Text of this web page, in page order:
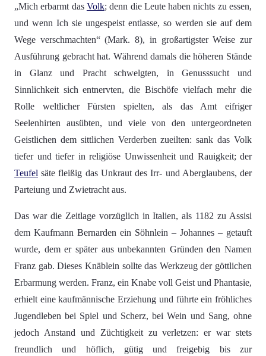
„Mich erbarmt das Volk; denn die Leute haben nichts zu essen,
und wenn Ich sie ungespeist entlasse, so werden sie auf dem
Wege verschmachten“ (Mark. 8), in großartigster Weise zur
Ausführung gebracht hat. Während damals die höheren Stände
in Glanz und Pracht schwelgten, in Genusssucht und
Sinnlichkeit sich entnervten, die Bischöfe vielfach mehr die
Rolle weltlicher Fürsten spielten, als das Amt eifriger
Seelenhirten ausübten, und viele von den untergeordneten
Geistlichen dem sittlichen Verderben zueilten: sank das Volk
tiefer und tiefer in religiöse Unwissenheit und Rauigkeit; der
Teufel säte fleißig das Unkraut des Irr- und Aberglaubens, der
Parteiung und Zwietracht aus.
Das war die Zeitlage vorzüglich in Italien, als 1182 zu Assisi
dem Kaufmann Bernarden ein Söhnlein – Johannes – getauft
wurde, dem er später aus unbekannten Gründen den Namen
Franz gab. Dieses Knäblein sollte das Werkzeug der göttlichen
Erbarmung werden. Franz, ein Knabe voll Geist und Phantasie,
erhielt eine kaufmännische Erziehung und führte ein fröhliches
Jugendleben bei Spiel und Scherz, bei Wein und Sang, ohne
jedoch Anstand und Züchtigkeit zu verletzen: er war stets
freundlich und höflich, gütig und freigebig bis zur